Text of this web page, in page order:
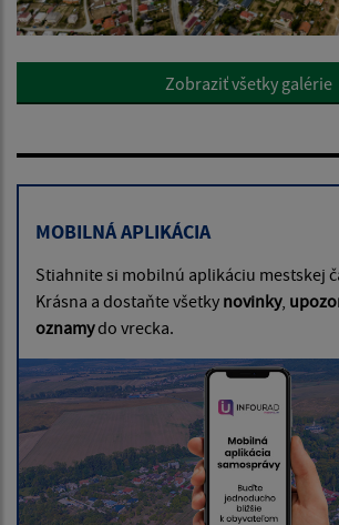
Zobraziť všetky galérie
MOBILNÁ APLIKÁCIA
Stiahnite si mobilnú aplikáciu mestskej
Krásna a dostaňte všetky novinky,
oznamydo vrecka.